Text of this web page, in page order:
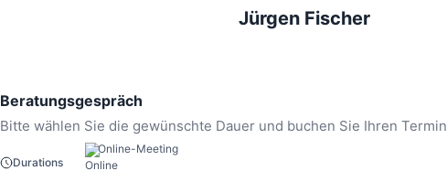
Jürgen Fischer
Beratungsgespräch
Bitte wählen Sie die gewünschte Dauer und buchen Sie Ihren Termin
Durations
Online-Meeting